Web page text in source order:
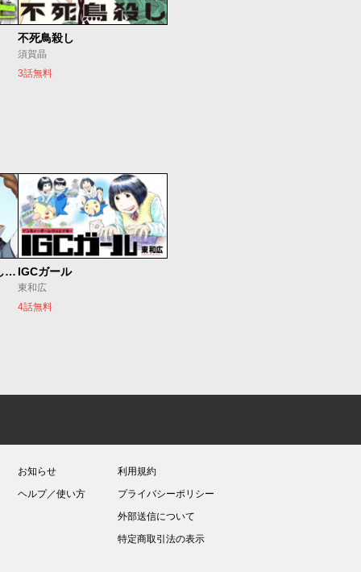
不死鳥殺し
須賀晶
3話無料
世界最強の魔女、始めました ～私だけ『攻略サイト』を見れる世界で自由に生きます～ IGCガール
東和広
4話無料
お知らせ
ヘルプ／使い方
利用規約
プライバシーポリシー
外部送信について
特定商取引法の表示